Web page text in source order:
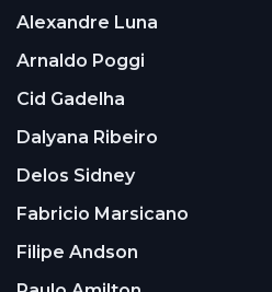
Alexandre Luna
Arnaldo Poggi
Cid Gadelha
Dalyana Ribeiro
Delos Sidney
Fabricio Marsicano
Filipe Andson